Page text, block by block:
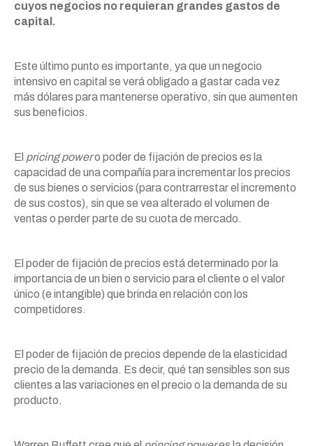
cuyos negocios no requieran grandes gastos de
capital.
Este último punto es importante, ya que un negocio
intensivo en capital se verá obligado a gastar cada vez
más dólares para mantenerse operativo, sin que aumenten
sus beneficios.
El pricing powero poder de fijación de precios es la
capacidad de una compañía para incrementar los precios
de sus bienes o servicios (para contrarrestar el incremento
de sus costos), sin que se vea alterado el volumen de
ventas o perder parte de su cuota de mercado.
El poder de fijación de precios está determinado por la
importancia de un bien o servicio para el cliente o el valor
único (e intangible) que brinda en relación con los
competidores.
El poder de fijación de precios depende de la elasticidad
precio de la demanda. Es decir, qué tan sensibles son sus
clientes a las variaciones en el precio o la demanda de su
producto.